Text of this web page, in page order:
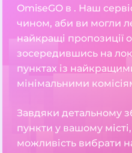
OmiseGO в . Наш
чином, аби ви могли
найкращі пропозиції
зосередившись на
пунктах із
мінімальними
Завдяки детальному
пункти у вашому
можливість вибрати